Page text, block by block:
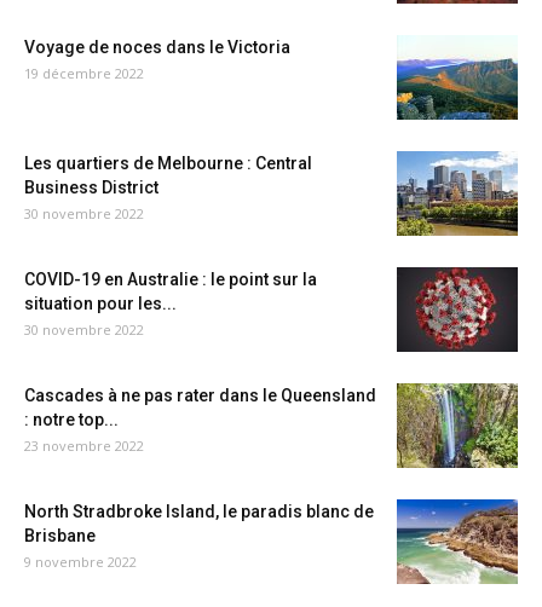
Voyage de noces dans le Victoria
19 décembre 2022
Les quartiers de Melbourne : Central
Business District
30 novembre 2022
COVID-19 en Australie : le point sur la
situation pour les...
30 novembre 2022
Cascades à ne pas rater dans le Queensland
: notre top...
23 novembre 2022
North Stradbroke Island, le paradis blanc de
Brisbane
9 novembre 2022